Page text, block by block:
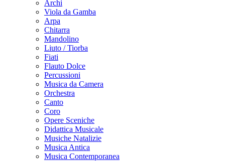
Archi
Viola da Gamba
Arpa
Chitarra
Mandolino
Liuto / Tiorba
Fiati
Flauto Dolce
Percussioni
Musica da Camera
Orchestra
Canto
Coro
Opere Sceniche
Didattica Musicale
Musiche Natalizie
Musica Antica
Musica Contemporanea